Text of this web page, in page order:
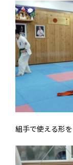
組手で使える形を